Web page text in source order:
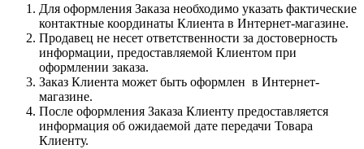
Для оформления Заказа необходимо указать фактические
контактные координаты Клиента в Интернет-магазине.
Продавец не несет ответственности за достоверность
информации, предоставляемой Клиентом при
оформлении заказа.
Заказ Клиента может быть оформлен в Интернет-
магазине.
После оформления Заказа Клиенту предоставляется
информация об ожидаемой дате передачи Товара
Клиенту.